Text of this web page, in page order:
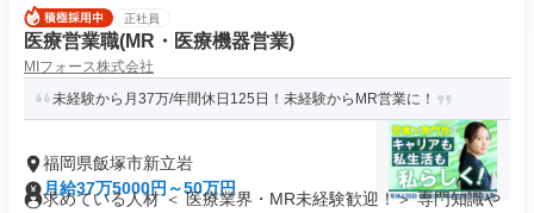
正社員
医療営業職(MR・医療機器営業)
MIフォース株式会社
未経験から月37万/年間休日125日！未経験からMR営業に！
福岡県飯塚市新立岩
月給37万5000円～50万円
求めている人材 ＜ 医療業界・MR未経験歓迎！＞ 専門知識や